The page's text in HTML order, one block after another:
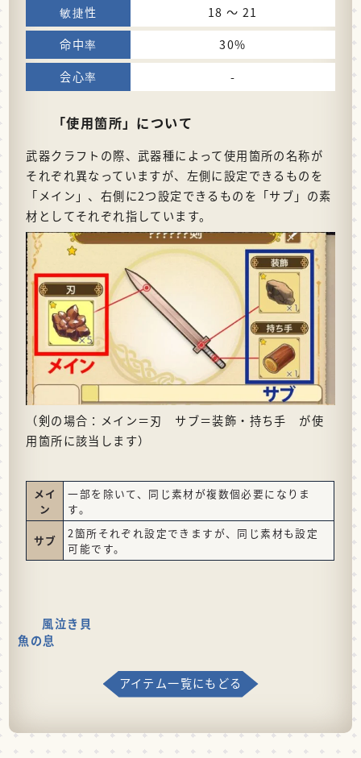
18 〜 21
30%
-
「使用箇所」について
武器クラフトの際、武器種によって使用箇所の名称が
それぞれ異なっていますが、左側に設定できるものを
「メイン」、右側に2つ設定できるものを「サブ」の素
材としてそれぞれ指しています。
（剣の場合：メイン＝刃 サブ＝装飾・持ち手 が使
用箇所に該当します）
メイ
ン
一部を除いて、同じ素材が複数個必要になりま
す。
サブ
2箇所それぞれ設定できますが、同じ素材も設定
可能です。
風泣き貝
魚の息
アイテム一覧にもどる